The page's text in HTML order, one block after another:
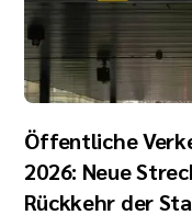
Öffentliche
2026: Neue
Rückkehr der